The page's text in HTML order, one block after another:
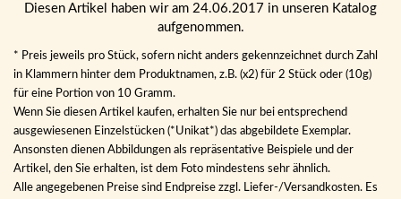
Diesen Artikel haben wir am 24.06.2017 in unseren Katalog
aufgenommen.
* Preis jeweils pro Stück, sofern nicht anders gekennzeichnet durch Zahl
in Klammern hinter dem Produktnamen, z.B. (x2) für 2 Stück oder (10g)
für eine Portion von 10 Gramm.
Wenn Sie diesen Artikel kaufen, erhalten Sie nur bei entsprechend
ausgewiesenen Einzelstücken (*Unikat*) das abgebildete Exemplar.
Ansonsten dienen Abbildungen als repräsentative Beispiele und der
Artikel, den Sie erhalten, ist dem Foto mindestens sehr ähnlich.
Alle angegebenen Preise sind Endpreise zzgl. Liefer-/Versandkosten. Es